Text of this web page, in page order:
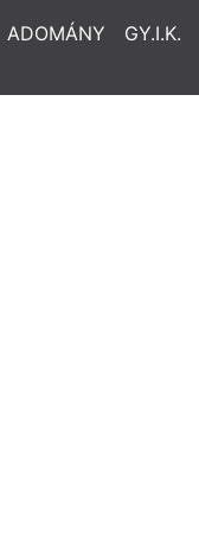
ADOMÁNY GY.I.K.